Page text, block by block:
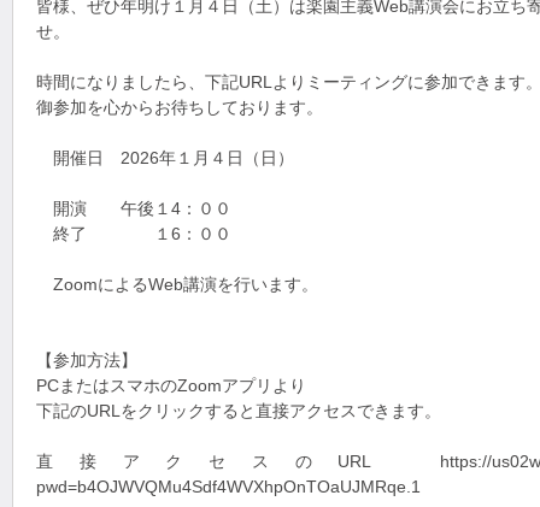
皆様、ぜひ年明け１月４日（土）は楽園主義Web講演会にお立ち
せ。
時間になりましたら、下記URLよりミーティングに参加できます
御参加を心からお待ちしております。
開催日 2026年１月４日（日）
開演 午後１4：００
終了 １6：００
ZoomによるWeb講演を行います。
【参加方法】
PCまたはスマホのZoomアプリより
下記のURLをクリックすると直接アクセスできます。
直接アクセスのURL https://
pwd=b4OJWVQMu4Sdf4WVXhpOnTOaUJMRqe.1